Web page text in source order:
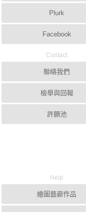
Plurk
Facebook
Contact
聯絡我們
檢舉與回報
許願池
Help
繪圖藝廊作品